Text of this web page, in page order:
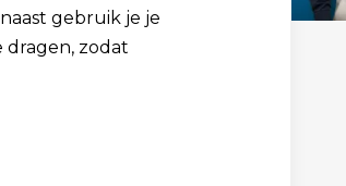
gebruik je je
zodat